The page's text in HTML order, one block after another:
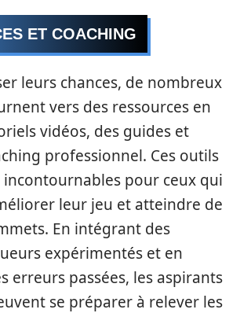
ET COACHING
leurs chances, de nombreux
vers des ressources en
vidéos, des guides et
professionnel. Ces outils
incontournables pour ceux qui
leur jeu et atteindre de
En intégrant des
expérimentés et en
erreurs passées, les aspirants
se préparer à relever les